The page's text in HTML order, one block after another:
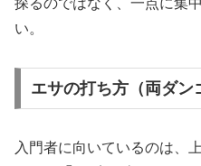
探るのではなく、一点に集
い。
エサの打ち方（両ダン
入門者に向いているのは、